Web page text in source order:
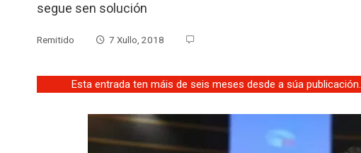
segue sen solución
Remitido 7 Xullo, 2018
Esta entrada ten máis de seis meses desde a súa